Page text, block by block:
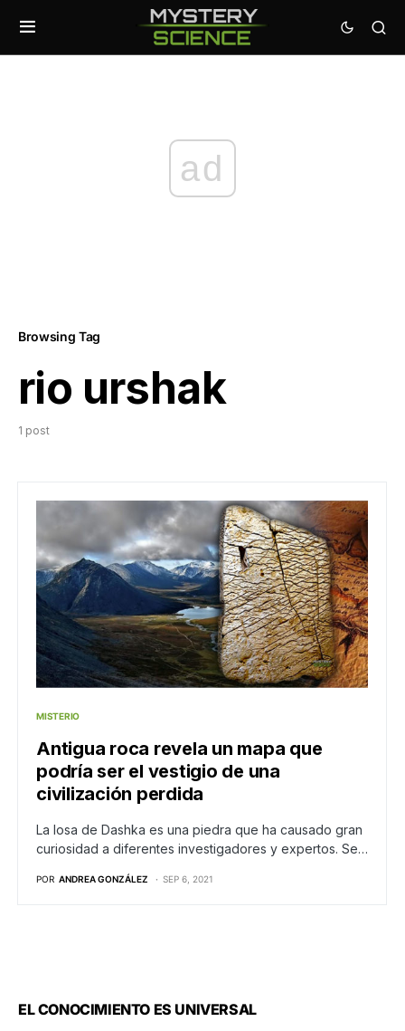
ad
Browsing Tag
rio urshak
1 post
MISTERIO
Antigua roca revela un mapa que
podría ser el vestigio de una
civilización perdida
La losa de Dashka es una piedra que ha causado gran
curiosidad a diferentes investigadores y expertos. Se…
POR ANDREA GONZÁLEZ SEP 6, 2021
EL CONOCIMIENTO ES UNIVERSAL